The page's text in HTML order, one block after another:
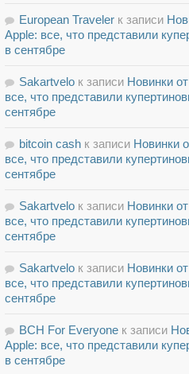
European Traveler к записи
Apple: все, что представили
в сентябре
Sakartvelo к записи Новинки
все, что представили
сентябре
bitcoin cash к записи Новинки
все, что представили
сентябре
Sakartvelo к записи Новинки
все, что представили
сентябре
Sakartvelo к записи Новинки
все, что представили
сентябре
BCH For Everyone к записи
Apple: все, что представили
в сентябре